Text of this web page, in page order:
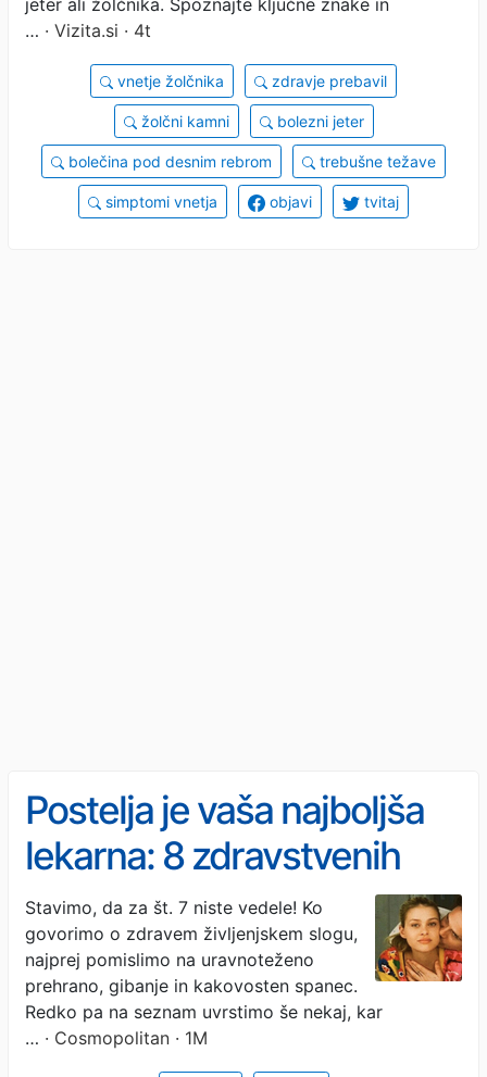
… · Vizita.si · 4t
vnetje žolčnika zdravje prebavil
žolčni kamni bolezni jeter
bolečina pod desnim rebrom trebušne težave
simptomi vnetja objavi tvitaj
Postelja je vaša najboljša
lekarna: 8 zdravstvenih
težav, pri katerih lahko
pomagajo redni spolni
odnosi
Stavimo, da za št. 7 niste vedele! Ko
govorimo o zdravem življenjskem slogu,
najprej pomislimo na uravnoteženo
prehrano, gibanje in kakovosten spanec.
Redko pa na seznam uvrstimo še nekaj, kar
… · Cosmopolitan · 1M